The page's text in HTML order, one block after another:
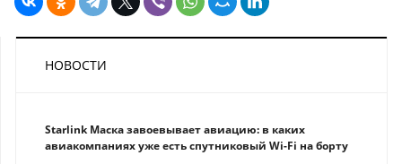
НОВОСТИ
Starlink Маска завоевывает авиацию: в каких
авиакомпаниях уже есть спутниковый Wi-Fi на борту